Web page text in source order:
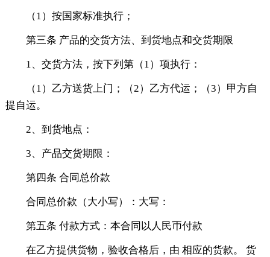
（1）按国家标准执行；
第三条 产品的交货方法、到货地点和交货期限
1、交货方法，按下列第（1）项执行：
（1）乙方送货上门；（2）乙方代运；（3）甲方自
提自运。
2、到货地点：
3、产品交货期限：
第四条 合同总价款
合同总价款（大小写）：大写：
第五条 付款方式：本合同以人民币付款
在乙方提供货物，验收合格后，由 相应的货款。 货